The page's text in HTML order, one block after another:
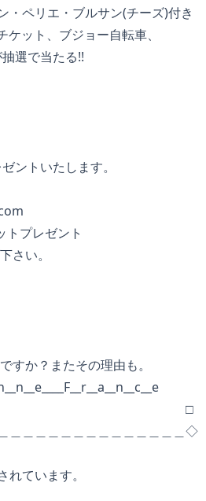
リエ・ブルサン(チーズ)付き
、ブジョー自転車、
で当たる!!
ントいたします。
プレゼント
さい。
か？またその理由も。
＿＿＿＿＿＿＿＿＿＿＿＿＿＿◇
ています。